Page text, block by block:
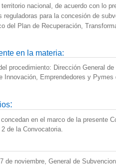
nacional, de acuerdo con lo
reguladoras para la concesión de
del Plan de Recuperación,
en la materia:
procedimiento: Dirección General
Innovación, Emprendedores y Pymes
:
concedan en el marco de la presente
de la Convocatoria.
de noviembre, General de